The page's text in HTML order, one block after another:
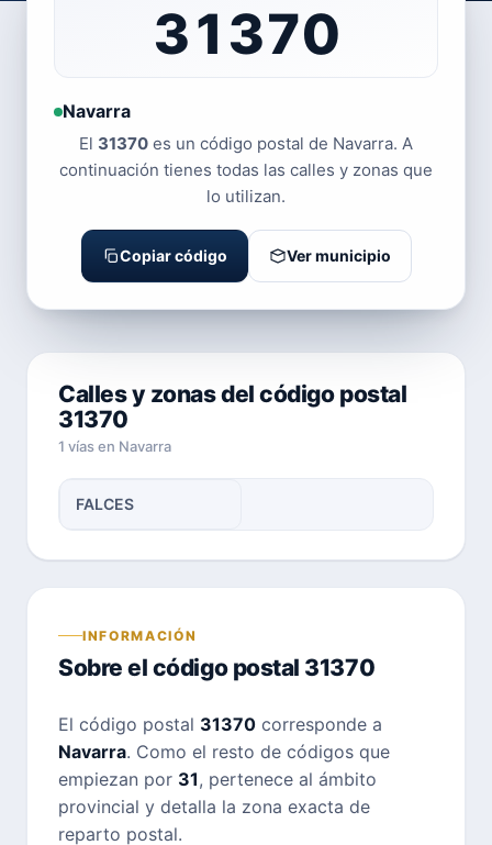
31370
Navarra
El 31370 es un código postal de Navarra. A
continuación tienes todas las calles y zonas que
lo utilizan.
Copiar código Ver municipio
Calles y zonas del código postal
31370
1 vías en Navarra
FALCES
INFORMACIÓN
Sobre el código postal 31370
El código postal 31370 corresponde a
Navarra. Como el resto de códigos que
empiezan por 31, pertenece al ámbito
provincial y detalla la zona exacta de
reparto postal.